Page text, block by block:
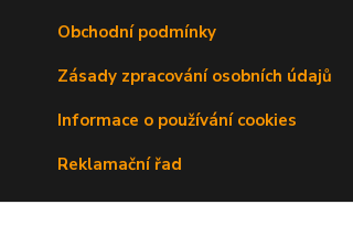
Obchodní podmínky
Zásady zpracování osobních údajů
Informace o používání cookies
Reklamační řad
Doprava a platba